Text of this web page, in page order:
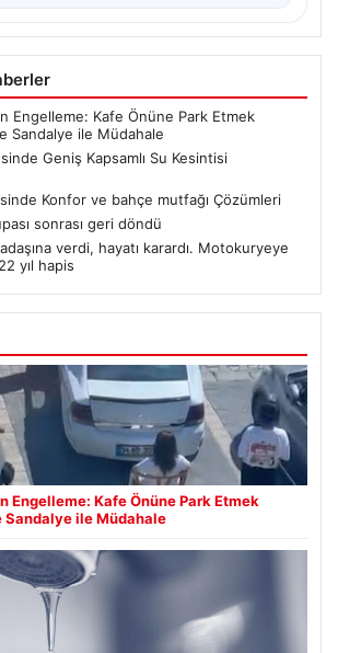
Engelleme: Kafe Önüne Park Etmek
Sandalye ile Müdahale
Geniş Kapsamlı Su Kesintisi
Konfor ve bahçe mutfağı Çözümleri
sonrası geri döndü
verdi, hayatı karardı. Motokuryeye
yıl hapis
Engelleme: Kafe Önüne Park Etmek
Sandalye ile Müdahale